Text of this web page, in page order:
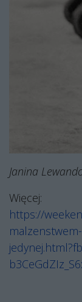
Janina
Więcej:
https://